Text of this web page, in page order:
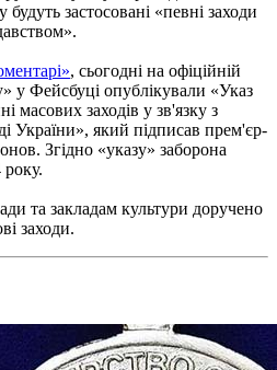
застосовані «певні заходи
, сьогодні на офіційній
у Фейсбуці опублікували «Указ
масових заходів у зв'язку з
України», який підписав прем'єр-
Згідно «указу» заборона
та закладам культури доручено
заходи.